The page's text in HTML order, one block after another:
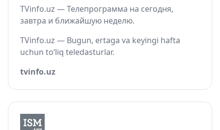
TVinfo.uz — Телепрограмма на сегодня,
завтра и ближайшую неделю.
TVinfo.uz — Bugun, ertaga va keyingi hafta
uchun to‘liq teledasturlar.
tvinfo.uz